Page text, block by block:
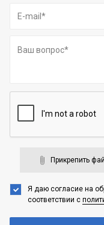
Прикрепить
Я даю согласие на
соответствии с